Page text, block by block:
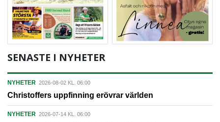
SENASTE I NYHETER
NYHETER 2026-08-02 KL. 06:00
Christoffers uppfinning erövrar världen
NYHETER 2026-07-14 KL. 06:00